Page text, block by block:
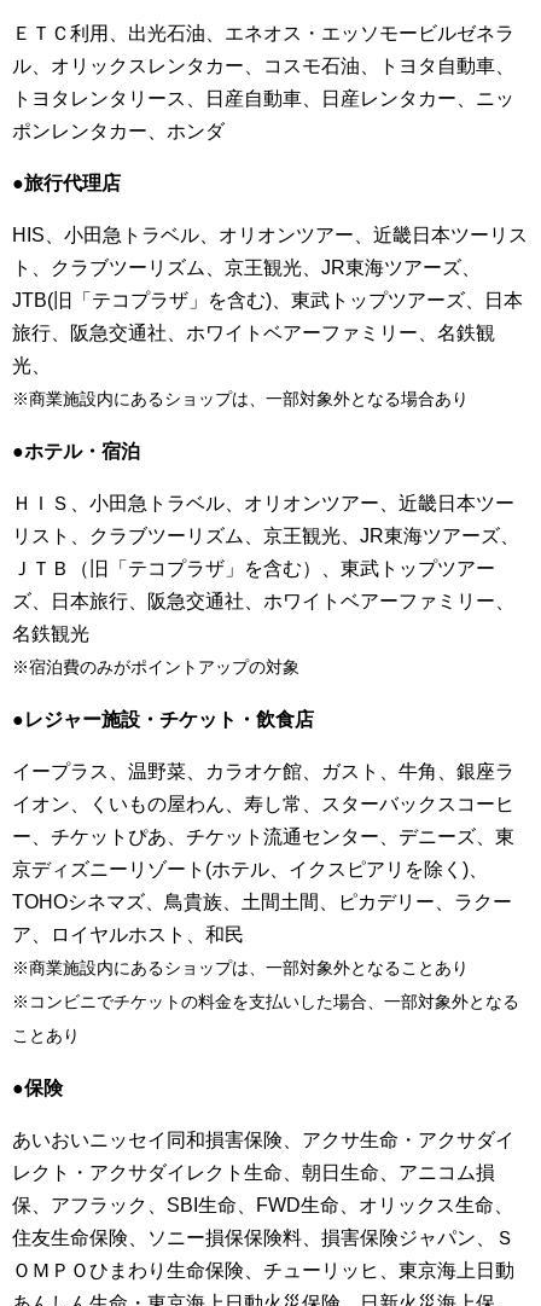
ＥＴＣ利用、出光石油、エネオス・エッソモービルゼネラ
ル、オリックスレンタカー、コスモ石油、トヨタ自動車、
トヨタレンタリース、日産自動車、日産レンタカー、ニッ
ポンレンタカー、ホンダ
●旅行代理店
HIS、小田急トラベル、オリオンツアー、近畿日本ツーリス
ト、クラブツーリズム、京王観光、JR東海ツアーズ、
JTB(旧「テコプラザ」を含む)、東武トップツアーズ、日本
旅行、阪急交通社、ホワイトベアーファミリー、名鉄観
光、
※商業施設内にあるショップは、一部対象外となる場合あり
●ホテル・宿泊
ＨＩＳ、小田急トラベル、オリオンツアー、近畿日本ツー
リスト、クラブツーリズム、京王観光、JR東海ツアーズ、
ＪＴＢ（旧「テコプラザ」を含む）、東武トップツアー
ズ、日本旅行、阪急交通社、ホワイトベアーファミリー、
名鉄観光
※宿泊費のみがポイントアップの対象
●レジャー施設・チケット・飲食店
イープラス、温野菜、カラオケ館、ガスト、牛角、銀座ラ
イオン、くいもの屋わん、寿し常、スターバックスコーヒ
ー、チケットぴあ、チケット流通センター、デニーズ、東
京ディズニーリゾート(ホテル、イクスピアリを除く)、
TOHOシネマズ、鳥貴族、土間土間、ピカデリー、ラクー
ア、ロイヤルホスト、和民
※商業施設内にあるショップは、一部対象外となることあり
※コンビニでチケットの料金を支払いした場合、一部対象外となる
ことあり
●保険
あいおいニッセイ同和損害保険、アクサ生命・アクサダイ
レクト・アクサダイレクト生命、朝日生命、アニコム損
保、アフラック、SBI生命、FWD生命、オリックス生命、
住友生命保険、ソニー損保保険料、損害保険ジャパン、Ｓ
ＯＭＰＯひまわり生命保険、チューリッヒ、東京海上日動